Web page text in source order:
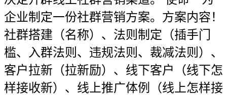
企业制定一份社群营销方案。方案内容！
社群搭建（名称）、法则制定（插手门
槛、入群法则、违规法则、裁减法则）、
客户拉新（拉新励）、线下客户（线下怎
样接收新）、线上推广体例（线上怎样接